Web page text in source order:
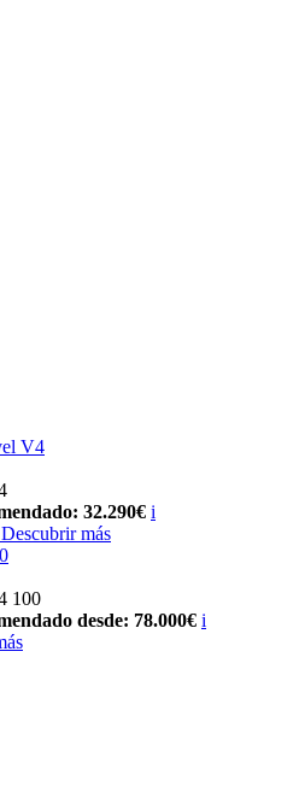
V4
32.290€ i
Descubrir más
100
desde: 78.000€ i